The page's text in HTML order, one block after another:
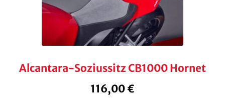
Alcantara-Soziussitz CB1000 Hornet
116,00€